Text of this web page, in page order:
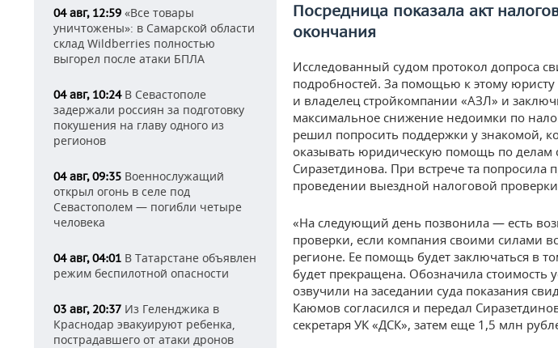
04 авг, 12:59 «Все товары
уничтожены»: в Самарской области
склад Wildberries полностью
выгорел после атаки БПЛА
04 авг, 10:24В Севастополе
задержали россиян за подготовку
покушения на главу одного из
регионов
04 авг, 09:35 Военнослужащий
открыл огонь в селе под
Севастополем — погибли четыре
человека
04 авг, 04:01 В Татарстане объявлен
режим беспилотной опасности
03 авг, 20:37 Из Геленджика в
Краснодар эвакуируют ребенка,
пострадавшего от атаки дронов
Посредница показала акт
окончания
Исследованный судом протокол допроса
подробностей. За помощью к этому
и владелец стройкомпании «АЗЛ» и
максимальное снижение недоимки по
решил попросить поддержки у знакомой,
оказывать юридическую помощь по делам
Сиразетдинова. При встрече та попросила
проведении выездной налоговой проверки
«На следующий день позвонила — есть
проверки, если компания своими силами
регионе. Ее помощь будет заключаться в
будет прекращена. Обозначила
озвучили на заседании суда показания
Каюмов согласился и передал
секретаря УК «ДСК», затем еще 1,5 млн